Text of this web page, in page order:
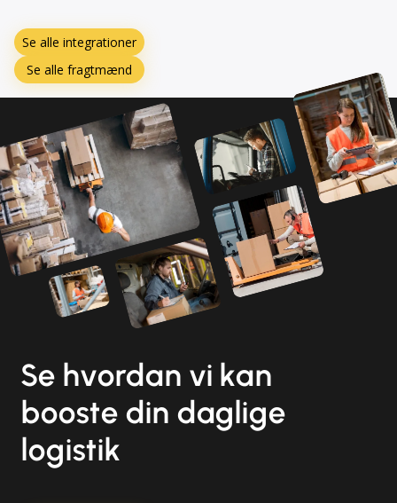
Se alle integrationer
Se alle fragtmænd
Se hvordan vi kan
booste din daglige
logistik